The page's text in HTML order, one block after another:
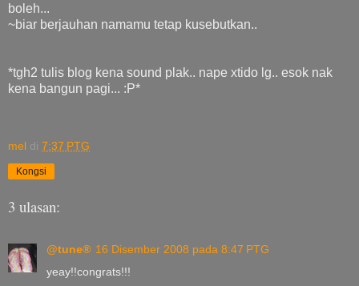
boleh...
~biar berjauhan namamu tetap kusebutkan..
*tgh2 tulis blog kena sound plak.. nape xtido lg.. esok nak
kena bangun pagi... :P*
mel di 7:37 PTG
Kongsi
3 ulasan:
@tune® 16 Disember 2008 pada 8:47 PTG
yeay!!congrats!!!